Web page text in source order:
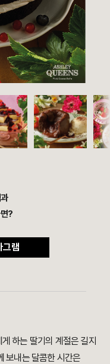
?
그램
하는 딸기의 계절은 길지
보내는 달콤한 시간은